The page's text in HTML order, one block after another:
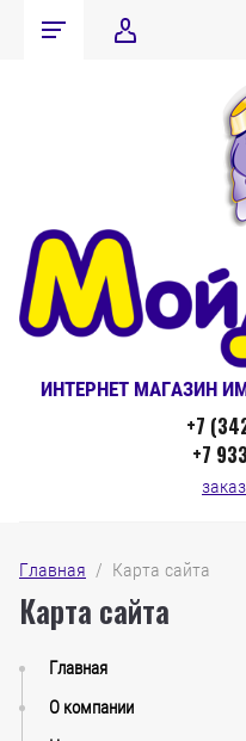
ИНТЕРНЕТ МАГАЗИН
+7
+7
Главная
  /  Карта сайта
Карта сайта
Главная
О компании